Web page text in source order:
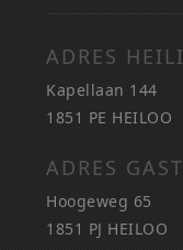
ADRES
Kapellaan 144
1851 PE HEILOO
ADRES
Hoogeweg 65
1851 PJ HEILOO